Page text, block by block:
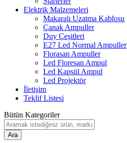
Elektrik Malzemeleri
Makaralı Uzatma Kablosu
Çanak Ampuller
Duy Çeşitleri
E27 Led Normal Ampuller
Florasan Ampuller
Led Floresan Ampul
Led Kapsül Ampul
Led Projektör
İletişim
Teklif Listesi
Bütün Kategoriler
Ara